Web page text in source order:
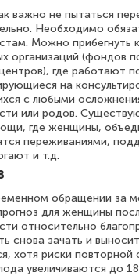
важно не пытаться
Необходимо
Можно прибегнуть
организаций (фондов
где работают
на
с любыми
или родов.
где женщины,
переживаниями,
и т.д.
обращении за
для женщины
относительно
снова зачать и
хотя риски повторной
увеличиваются до